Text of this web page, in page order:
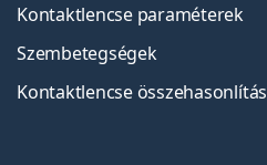
Kontaktlencse paraméterek
Szembetegségek
Kontaktlencse összehasonlítás